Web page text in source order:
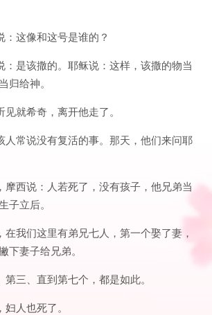
：这像和这号是谁的？
：是该撒的。耶稣说：这样，该撒的物当
归给神。
就希奇，离开他走了。
人常说没有复活的事。那天，他们来问耶
摩西说：人若死了，没有孩子，他兄弟当
子立后。
在我们这里有弟兄七人，第一个娶了妻，
下妻子给兄弟。
第三、直到第七个，都是如此。
人也死了。